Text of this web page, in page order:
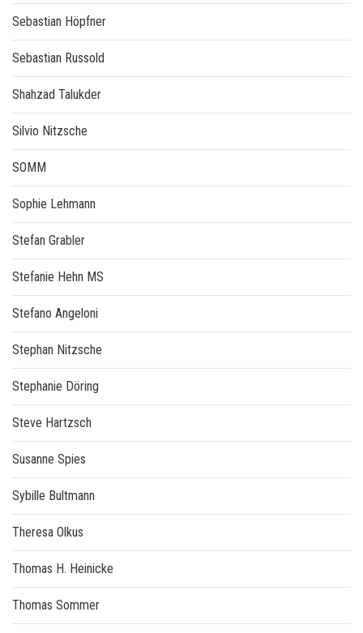
Sebastian Höpfner
Sebastian Russold
Shahzad Talukder
Silvio Nitzsche
SOMM
Sophie Lehmann
Stefan Grabler
Stefanie Hehn MS
Stefano Angeloni
Stephan Nitzsche
Stephanie Döring
Steve Hartzsch
Susanne Spies
Sybille Bultmann
Theresa Olkus
Thomas H. Heinicke
Thomas Sommer